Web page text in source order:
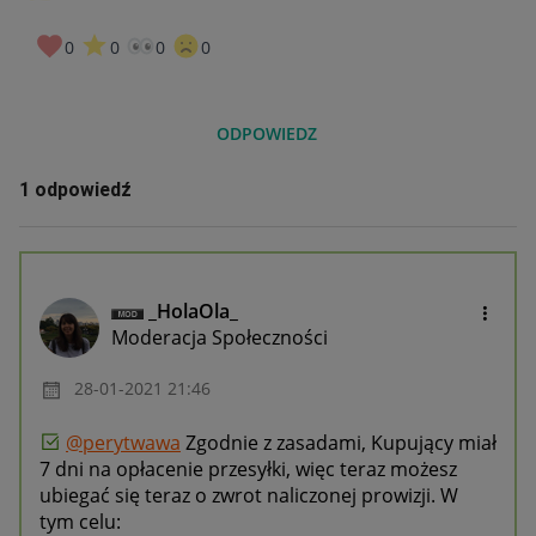
0 0 0 0
ODPOWIEDZ
1 odpowiedź
_HolaOla_
Moderacja Społeczności
‎28-01-2021 21:46
@perytwawa Zgodnie z zasadami, Kupujący miał
7 dni na opłacenie przesyłki, więc teraz możesz
ubiegać się teraz o zwrot naliczonej prowizji. W
tym celu: